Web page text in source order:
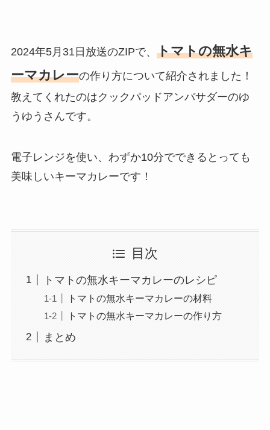
2024年5月31日放送のZIPで、 トマトの無水キ
ーマカレーの作り方について紹介されました！
教えてくれたのはクックパッドアンバサダーのゆ
うゆうさんです。
電子レンジを使い、わずか10分でできるとっても
美味しいキーマカレーです！
目次
トマトの無水キーマカレーのレシピ
トマトの無水キーマカレーの材料
トマトの無水キーマカレーの作り方
まとめ